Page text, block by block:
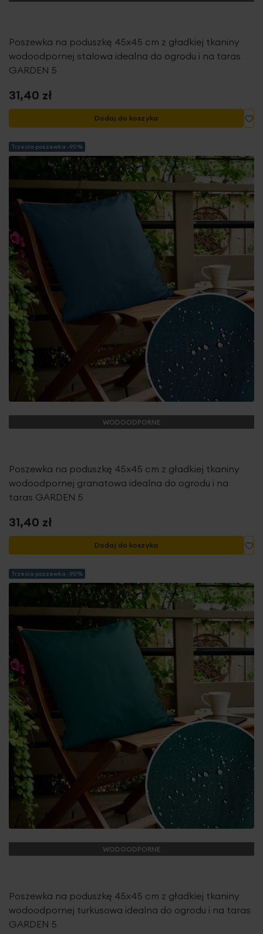
Poszewka na poduszkę 45x45 cm z gładkiej tkaniny
wodoodpornej stalowa idealna do ogrodu i na taras
GARDEN 5
31,40 zł
Dodaj do koszyka
Trzecia poszewka -90%
WODOODPORNE
Poszewka na poduszkę 45x45 cm z gładkiej tkaniny
wodoodpornej granatowa idealna do ogrodu i na
taras GARDEN 5
31,40 zł
Dodaj do koszyka
Trzecia poszewka -90%
WODOODPORNE
Poszewka na poduszkę 45x45 cm z gładkiej tkaniny
wodoodpornej turkusowa idealna do ogrodu i na taras
GARDEN 5